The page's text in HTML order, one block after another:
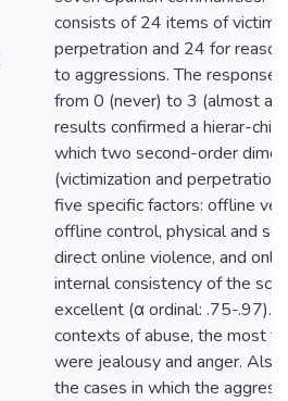
consists of 24 items of
perpetration and 24 for
to aggressions. The response
from 0 (never) to 3 (almost
results confirmed a hierar-
which two second-order
(victimization and
five specific factors: offline
offline control, physical and
direct online violence, and
internal consistency of the
excellent (α ordinal: .75-.97).
contexts of abuse, the most
were jealousy and anger.
the cases in which the